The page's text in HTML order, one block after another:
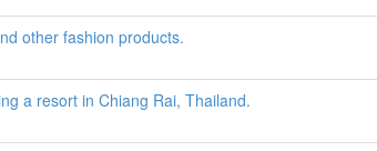
other fashion products.
a resort in Chiang Rai, Thailand.